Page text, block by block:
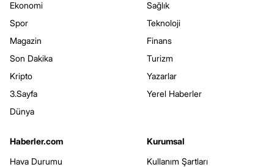
Ekonomi
Spor
Magazin
Son Dakika
Kripto
3.Sayfa
Dünya
Sağlık
Teknoloji
Finans
Turizm
Yazarlar
Yerel Haberler
Haberler.com
Hava Durumu
Kurumsal
Kullanım Şartları